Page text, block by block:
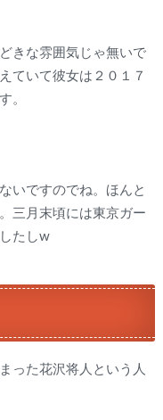
きな雰囲気じゃ無いで
ていて彼女は２０１７
。
いですのでね。ほんと
三月末頃には東京ガー
たしw
った花沢将人という人